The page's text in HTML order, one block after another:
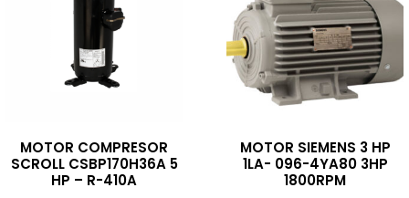
MOTOR COMPRESOR
SCROLL CSBP170H36A 5
HP – R-410A
MOTOR SIEMENS 3 HP
1LA- 096-4YA80 3HP
1800RPM